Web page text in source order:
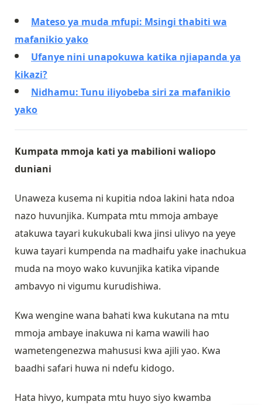
Mateso ya muda mfupi: Msingi thabiti wa
mafanikio yako
Ufanye nini unapokuwa katika njiapanda ya
kikazi?
Nidhamu: Tunu iliyobeba siri za mafanikio
yako
Kumpata mmoja kati ya mabilioni waliopo
duniani
Unaweza kusema ni kupitia ndoa lakini hata ndoa
nazo huvunjika. Kumpata mtu mmoja ambaye
atakuwa tayari kukukubali kwa jinsi ulivyo na yeye
kuwa tayari kumpenda na madhaifu yake inachukua
muda na moyo wako kuvunjika katika vipande
ambavyo ni vigumu kurudishiwa.
Kwa wengine wana bahati kwa kukutana na mtu
mmoja ambaye inakuwa ni kama wawili hao
wametengenezwa mahususi kwa ajili yao. Kwa
baadhi safari huwa ni ndefu kidogo.
Hata hivyo, kumpata mtu huyo siyo kwamba